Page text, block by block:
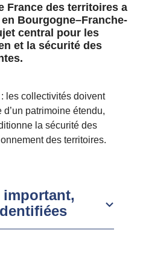
France des territoires a
Bourgogne–Franche-
central pour les
et la sécurité des
les collectivités doivent
patrimoine étendu,
la sécurité des
des territoires.